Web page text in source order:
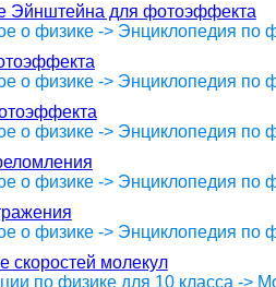
Эйнштейна для фотоэффекта
о физике -> Энциклопедия по
о физике -> Энциклопедия по
о физике -> Энциклопедия по
о физике -> Энциклопедия по
о физике -> Энциклопедия по
скоростей молекул
по физике для 10 класса ->